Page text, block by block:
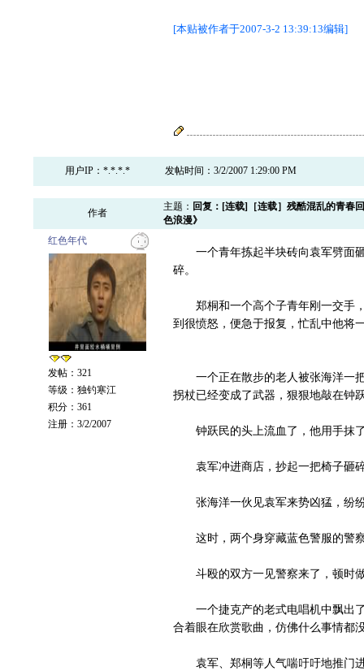
[本贴被作者于2007-3-2 13:39:13编辑]
用户IP：*.*.*.* 发帖时间：3/2/2007 1:29:00 PM
作者
主题： 回复：[连载]［连载］残酷混乱的青春
色浪漫》
红色年代
发帖：321
等级：独钓寒江
积分：361
注册：3/2/2007
一个青年拣起半块砖向袁军劈面砸
碎。
郑桐和一个高个子青年刚一交手，
到很愤怒，便急于报复，忙乱中他将
一个正在散步的老人被张海洋一把
拐杖已经变成了武器，狠狠地敲在钟
钟跃民的头上流血了，他用手抹
袁军冲进商店，抄起一把椅子砸
张海洋一伙见袁军来势凶猛，纷
这时，两个身穿藏蓝色警服的警察
斗殴的双方一见警察来了，顿时
一个捷克产的老式电唱机中飘出了
合着眼在欣赏歌曲，仿佛什么事情都
袁军、郑桐等人气喘吁吁地推门进